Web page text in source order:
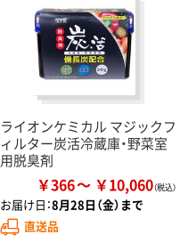
ライオンケミカル マジックフ
ィルター炭活冷蔵庫・野菜室
用脱臭剤
￥366 ￥10,060
お届け日：8月28日（金）まで
直送品